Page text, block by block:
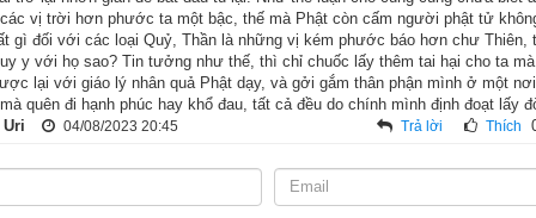
kheo. Người cúng dường đức Phật và chư tỳ-kheo rất đông,
hào.
là Đại Ca Diếp, ở thôn Ma Ha Sa La Dà cách thành Vương Xá
giàu có nhất thiên hạ, là nhân vật xuất chúng nhất của giai cấp
Như Lai, ông còn nghĩ đến việc xuất gia theo Phật nữa.
vị trời hơn phước ta một bậc, thế mà Phật còn cấm người phật tử
gì đối với các loại Quỷ, Thần là những vị kém phước báo hơn chư Thiên,
y với họ sao? Tin tưởng như thế, thì chỉ chuốc lấy thêm tai hại cho ta
lại với giáo lý nhân quả Phật dạy, và gởi gắm thân phận mình ở một
quên đi hạnh phúc hay khổ đau, tất cả đều do chính mình định đoạt lấy
Uri
Trả lời Thích
04/08/2023 20:45